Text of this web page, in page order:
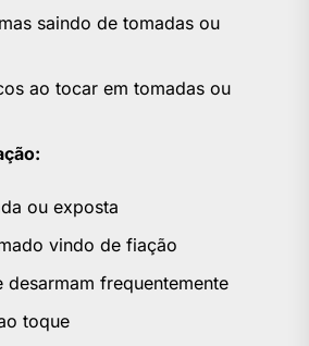
saindo de tomadas ou
ao tocar em tomadas ou
ou exposta
vindo de fiação
desarmam frequentemente
toque